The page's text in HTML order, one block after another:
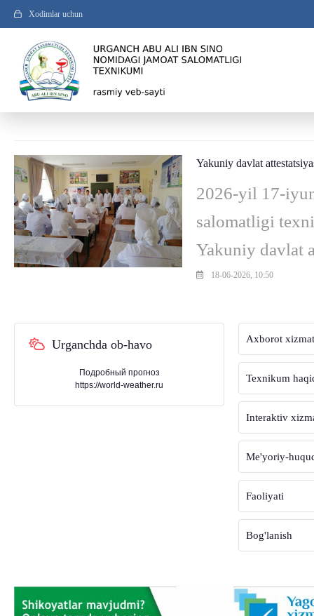
Xodimlar uchun
Yakuniy davlat
2026-yil 17-
salomatligi
Yakuniy davlat
saviyada
18-06-2026, 10:50
Urganchda ob-havo
Подробный прогноз
https://world-weather.ru
Axborot
Texnikum
Interaktiv
Me'yoriy-
Faoliyati
Bog'lanish